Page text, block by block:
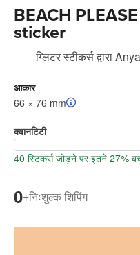
BEACH
sticker
ग्लिटर स्टीकर्सद्वारा
आकार
66 × 76 mm
क्वानटिटी
40 स्टिकर्स जोड़ने पर इतने 27%
0+निःशुल्क शिपिंग